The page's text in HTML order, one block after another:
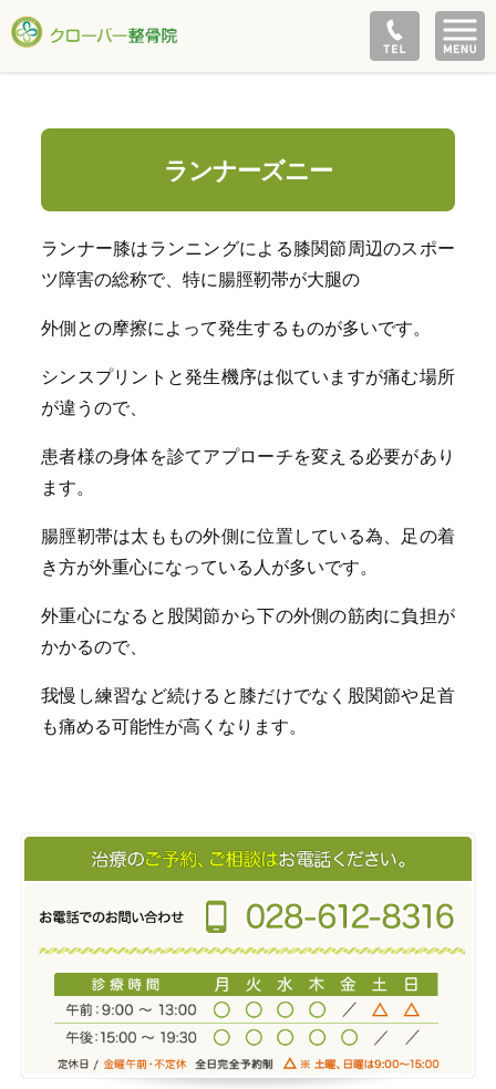
ランナーズニー
ランナー膝はランニングによる膝関節周辺のスポー
ツ障害の総称で、特に腸脛靭帯が大腿の
外側との摩擦によって発生するものが多いです。
シンスプリントと発生機序は似ていますが痛む場所
が違うので、
患者様の身体を診てアプローチを変える必要があり
ます。
腸脛靭帯は太ももの外側に位置している為、足の着
き方が外重心になっている人が多いです。
外重心になると股関節から下の外側の筋肉に負担が
かかるので、
我慢し練習など続けると膝だけでなく股関節や足首
も痛める可能性が高くなります。